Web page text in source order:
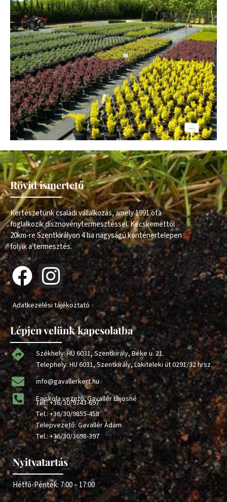
Rövid ismertető
Kertészetünk családi vállalkozás, amely 1991 óta
foglalkozik dísznövénytermesztéssel. Kecskeméttől
20km-re Szentkirályon 4 ha nagyságú konténertelepen
folyik a termesztés.
Adatkezelési tájékoztató
Lépjen velünk kapcsolatba
Székhely: HU 6031, Szentkirály, Béke u. 21.
Telephely: HU 6031, Szentkirály, Lakiteleki út 0291/32 hrsz.
info@gavallerkert.hu
Faiskola vezető: Gavallér Lajosné
Tel.:+36/30/9743-697
Tel.:+36/30/9855-458
Telepvezető: Gavallér Ádám
Tel.:+36/30/3698-397
Nyitvatartás
Hétfő-Péntek: 7:00 – 17:00